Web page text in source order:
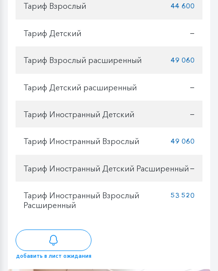
Тариф Взрослый 44 600
Тариф Детский —
Тариф Взрослый расширенный 49 060
Тариф Детский расширенный —
Тариф Иностранный Детский —
Тариф Иностранный Взрослый 49 060
Тариф Иностранный Детский Расширенный —
Тариф Иностранный Взрослый
Расширенный
53 520
добавить в лист ожидания